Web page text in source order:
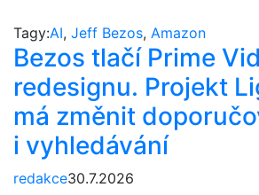
Tagy:AI, Jeff Bezos, Amazon
Bezos tlačí Prime
redesignu. Projekt
má změnit
i vyhledávání
redakce30.7.2026